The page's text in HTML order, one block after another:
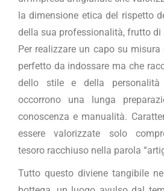
la dimensione etica del rispetto
della sua professionalità, frutto di
Per realizzare un capo su
perfetto da indossare ma che
dello stile e della
occorrono una lunga
conoscenza e manualità.
essere valorizzate solo
tesoro racchiuso nella parola
Tutto questo diviene tangibile